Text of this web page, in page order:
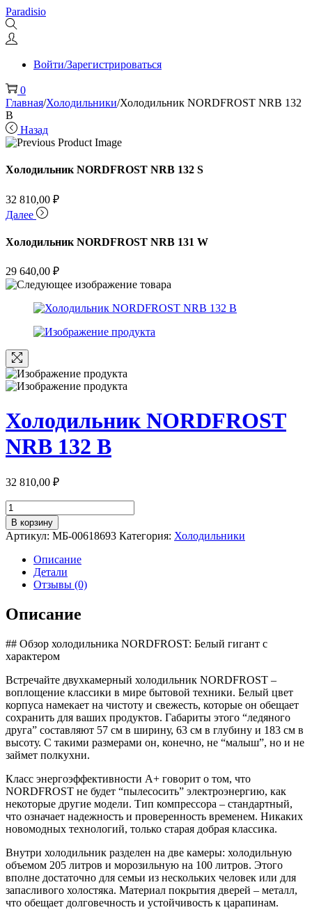
Перейти
к
навигации
Перейти
к
содержимому
Paradisio
Войти/Зарегистрироваться
0
Главная/Холодильники/Холодильник NORDFROST NRB 132
B
Назад
Холодильник NORDFROST NRB 132 S
32 810,00 ₽
Далее
Холодильник NORDFROST NRB 131 W
29 640,00 ₽
Холодильник NORDFROST
NRB 132 B
32 810,00 ₽
Количество
товара
Холодильник
NORDFROST
NRB
В корзину
Артикул: МБ-00618693 Категория: Холодильники
Описание
Детали
Отзывы (0)
Описание
## Обзор холодильника NORDFROST: Белый гигант с
характером
Встречайте двухкамерный холодильник NORDFROST –
воплощение классики в мире бытовой техники. Белый цвет
корпуса намекает на чистоту и свежесть, которые он обещает
сохранить для ваших продуктов. Габариты этого “ледяного
друга” составляют 57 см в ширину, 63 см в глубину и 183 см в
высоту. С такими размерами он, конечно, не “малыш”, но и не
займет полкухни.
Класс энергоэффективности A+ говорит о том, что
NORDFROST не будет “пылесосить” электроэнергию, как
некоторые другие модели. Тип компрессора – стандартный,
что означает надежность и проверенность временем. Никаких
новомодных технологий, только старая добрая классика.
Внутри холодильник разделен на две камеры: холодильную
объемом 205 литров и морозильную на 100 литров. Этого
вполне достаточно для семьи из нескольких человек или для
запасливого холостяка. Материал покрытия дверей – металл,
что обещает долговечность и устойчивость к царапинам.